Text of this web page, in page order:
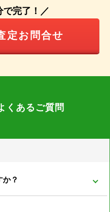
で完了！／
定お問合せ
くあるご質問
か？